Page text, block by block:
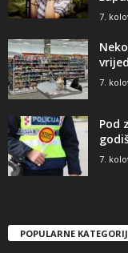
7.
7.
Pod
7.
POPULARNE